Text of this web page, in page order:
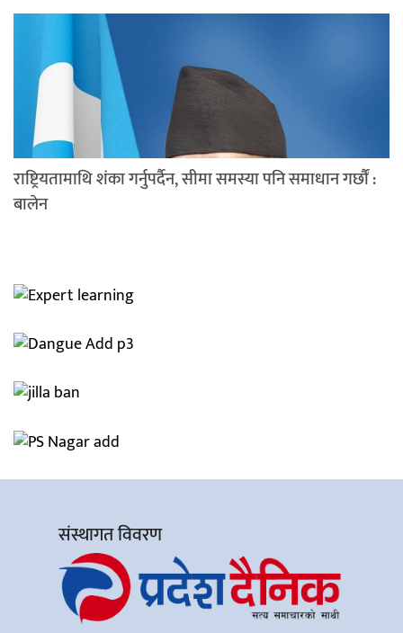
राष्ट्रियतामाथि शंका गर्नुपर्दैन, सीमा समस्या पनि समाधान गर्छौं :
बालेन
संस्थागत विवरण